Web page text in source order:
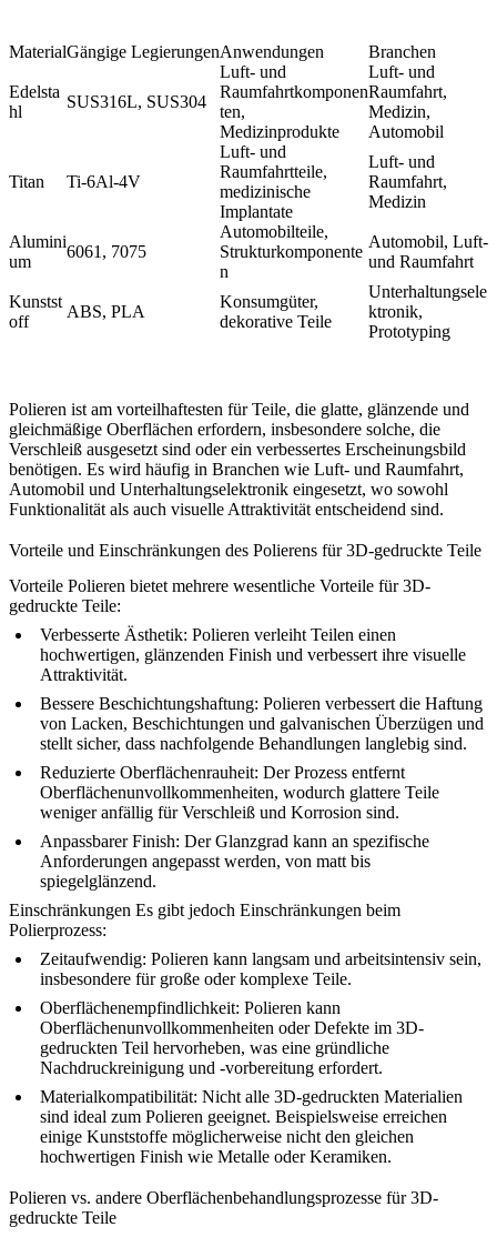
MaterialGängige LegierungenAnwendungen Branchen
Edelsta
hl
SUS316L, SUS304
Luft- und
Raumfahrtkomponen
ten,
Medizinprodukte
Luft- und
Raumfahrt,
Medizin,
Automobil
Titan Ti-6Al-4V
Luft- und
Raumfahrtteile,
medizinische
Implantate
Luft- und
Raumfahrt,
Medizin
Alumini
um
6061 , 7075
Automobilteile,
Strukturkomponente
n
Automobil, Luft-
und Raumfahrt
Kunstst
off
ABS, PLA
Konsumgüter,
dekorative Teile
Unterhaltungsele
ktronik,
Prototyping
Polieren ist am vorteilhaftesten für Teile, die glatte, glänzende und
gleichmäßige Oberflächen erfordern, insbesondere solche, die
Verschleiß ausgesetzt sind oder ein verbessertes Erscheinungsbild
benötigen. Es wird häufig in Branchen wie Luft- und Raumfahrt,
Automobil und Unterhaltungselektronik eingesetzt, wo sowohl
Funktionalität als auch visuelle Attraktivität entscheidend sind.
Vorteile und Einschränkungen des Polierens für 3D-gedruckte Teile
Vorteile Polieren bietet mehrere wesentliche Vorteile für 3D-
gedruckte Teile:
Verbesserte Ästhetik: Polieren verleiht Teilen einen
hochwertigen, glänzenden Finish und verbessert ihre visuelle
Attraktivität.
Bessere Beschichtungshaftung: Polieren verbessert die Haftung
von Lacken, Beschichtungen und galvanischen Überzügen und
stellt sicher, dass nachfolgende Behandlungen langlebig sind.
Reduzierte Oberflächenrauheit: Der Prozess entfernt
Oberflächenunvollkommenheiten, wodurch glattere Teile
weniger anfällig für Verschleiß und Korrosion sind.
Anpassbarer Finish: Der Glanzgrad kann an spezifische
Anforderungen angepasst werden, von matt bis
spiegelglänzend.
Einschränkungen Es gibt jedoch Einschränkungen beim
Polierprozess:
Zeitaufwendig: Polieren kann langsam und arbeitsintensiv sein,
insbesondere für große oder komplexe Teile.
Oberflächenempfindlichkeit: Polieren kann
Oberflächenunvollkommenheiten oder Defekte im 3D-
gedruckten Teil hervorheben, was eine gründliche
Nachdruckreinigung und -vorbereitung erfordert.
Materialkompatibilität: Nicht alle 3D-gedruckten Materialien
sind ideal zum Polieren geeignet. Beispielsweise erreichen
einige Kunststoffe möglicherweise nicht den gleichen
hochwertigen Finish wie Metalle oder Keramiken.
Polieren vs. andere Oberflächenbehandlungsprozesse für 3D-
gedruckte Teile